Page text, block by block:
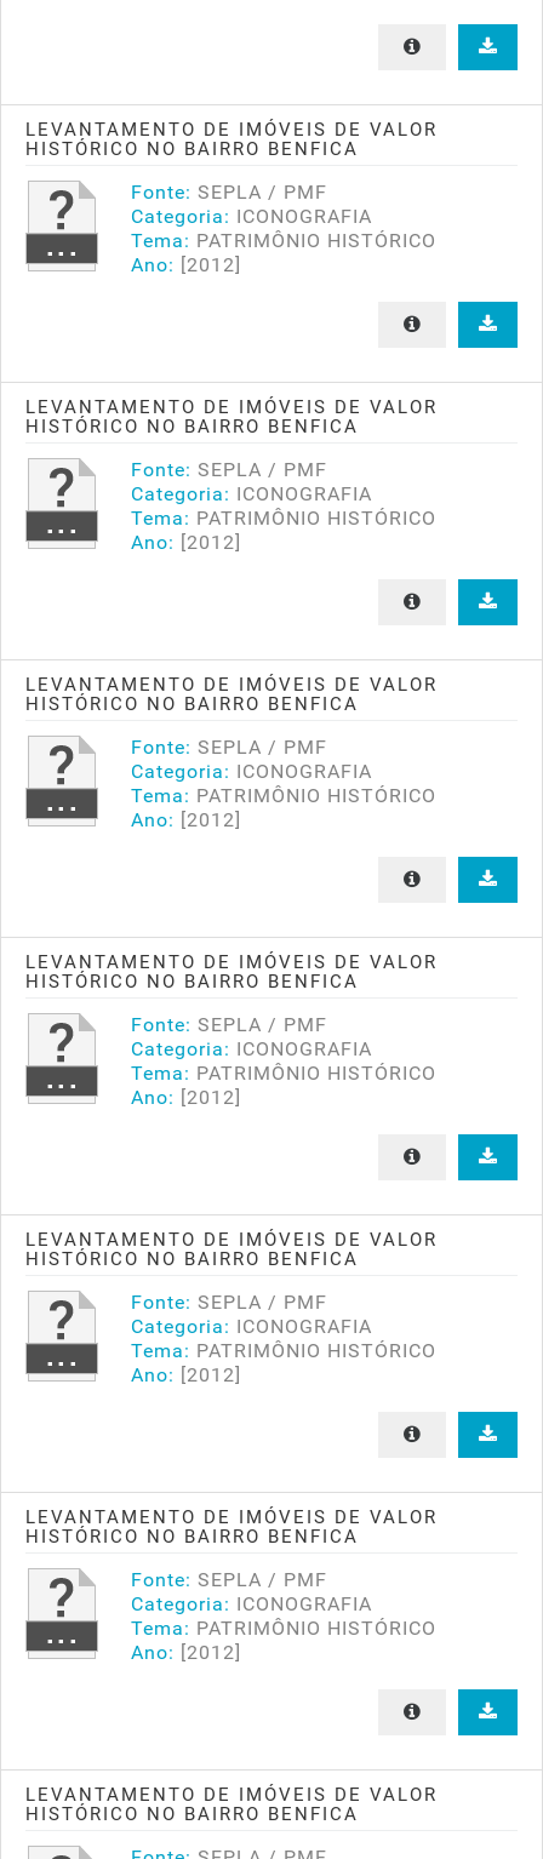
LEVANTAMENTO DE IMÓVEIS DE VALOR
HISTÓRICO NO BAIRRO BENFICA
Fonte: SEPLA / PMF
Categoria: ICONOGRAFIA
Tema: PATRIMÔNIO HISTÓRICO
Ano: [2012]
LEVANTAMENTO DE IMÓVEIS DE VALOR
HISTÓRICO NO BAIRRO BENFICA
Fonte: SEPLA / PMF
Categoria: ICONOGRAFIA
Tema: PATRIMÔNIO HISTÓRICO
Ano: [2012]
LEVANTAMENTO DE IMÓVEIS DE VALOR
HISTÓRICO NO BAIRRO BENFICA
Fonte: SEPLA / PMF
Categoria: ICONOGRAFIA
Tema: PATRIMÔNIO HISTÓRICO
Ano: [2012]
LEVANTAMENTO DE IMÓVEIS DE VALOR
HISTÓRICO NO BAIRRO BENFICA
Fonte: SEPLA / PMF
Categoria: ICONOGRAFIA
Tema: PATRIMÔNIO HISTÓRICO
Ano: [2012]
LEVANTAMENTO DE IMÓVEIS DE VALOR
HISTÓRICO NO BAIRRO BENFICA
Fonte: SEPLA / PMF
Categoria: ICONOGRAFIA
Tema: PATRIMÔNIO HISTÓRICO
Ano: [2012]
LEVANTAMENTO DE IMÓVEIS DE VALOR
HISTÓRICO NO BAIRRO BENFICA
Fonte: SEPLA / PMF
Categoria: ICONOGRAFIA
Tema: PATRIMÔNIO HISTÓRICO
Ano: [2012]
LEVANTAMENTO DE IMÓVEIS DE VALOR
HISTÓRICO NO BAIRRO BENFICA